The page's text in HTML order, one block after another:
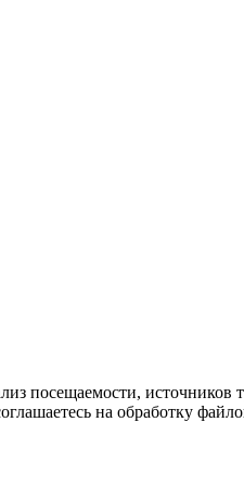
посещаемости, источников
на обработку